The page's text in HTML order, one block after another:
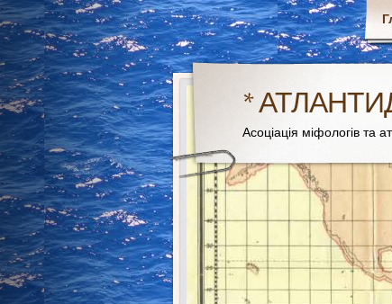
*
Асоціація міфологів та